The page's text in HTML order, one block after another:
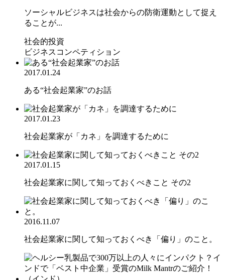
ソーシャルビジネスは社会からの防衛運動として捉え
ることが...
社会的投資
ビジネスコンペティション
2017.01.24
ある“社会起業家”のお話
2017.01.23
社会起業家が「カネ」を調達するために
2017.01.15
社会起業家に関して知っておくべきこと その2
2016.11.07
社会起業家に関して知っておくべき「偏り」のこと。